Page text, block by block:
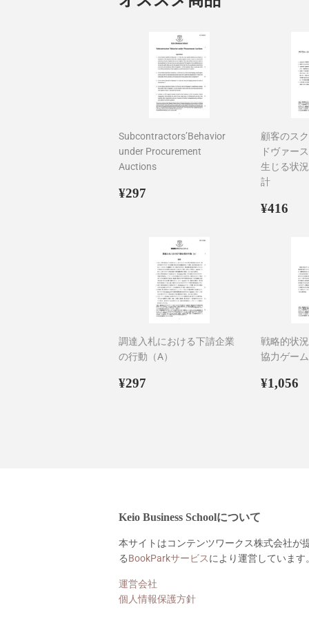
Subcontractors’Behavior
under Procurement
Auctions
通
¥297
顧客のス
ドヴァー
生じる状
計
通
¥416
調達入札における下請企業
の行動（A）
通
¥297
戦略的状
協力ゲー
通
¥1,056
Keio Business Schoolについて
本サイトはコンテンツワークス株式会社が
るBookParkサービスにより運営しています。
運営会社
個人情報保護方針